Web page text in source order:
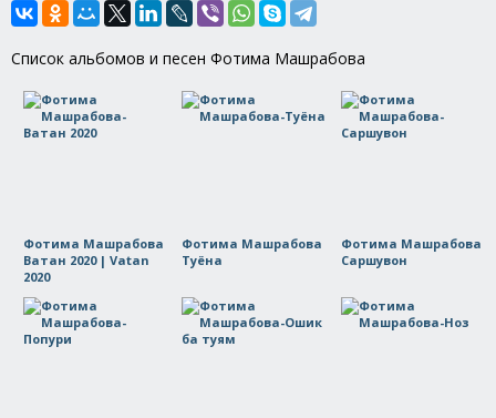
Список альбомов и песен Фотима Машрабова
Фотима Машрабова
Ватан 2020 | Vatan
2020
Фотима Машрабова
Туёна
Фотима Машрабова
Саршувон